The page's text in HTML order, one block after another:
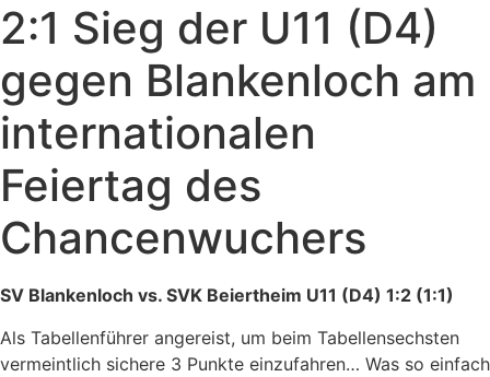
2:1 Sieg der U11 (D4)
gegen Blankenloch am
internationalen
Feiertag des
Chancenwuchers
SV Blankenloch vs. SVK Beiertheim U11 (D4) 1:2 (1:1)
Als Tabellenführer angereist, um beim Tabellensechsten
vermeintlich sichere 3 Punkte einzufahren… Was so einfach